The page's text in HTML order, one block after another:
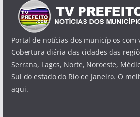
Portal de notícias dos municípios com
Cobertura diária das cidades das
Serrana, Lagos, Norte, Noroeste,
Sul do estado do Rio de Janeiro. O
aqui.